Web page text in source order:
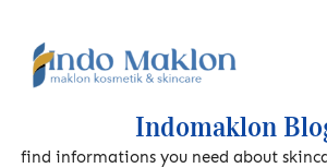
Indomaklon
find informations you need about